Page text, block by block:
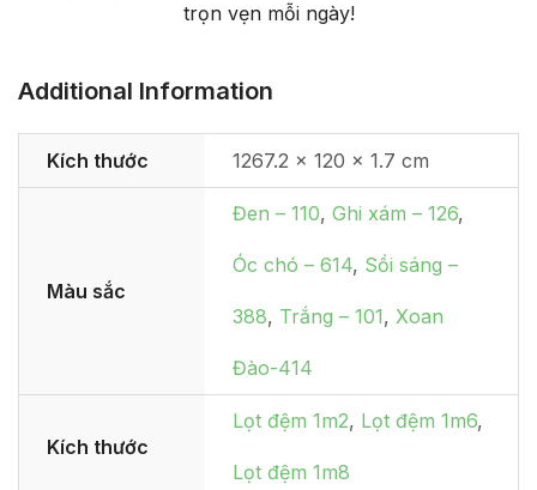
trọn vẹn mỗi ngày!
Additional Information
Kích thước 1267.2 × 120 × 1.7 cm
Màu sắc
Đen – 110, Ghi xám – 126,
Óc chó – 614, Sồi sáng –
388, Trắng – 101, Xoan
Đào-414
Kích thước
Lọt đệm 1m2, Lọt đệm 1m6,
Lọt đệm 1m8